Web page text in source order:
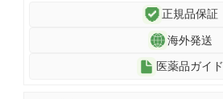
正規品保証
海外発送
医薬品ガイド